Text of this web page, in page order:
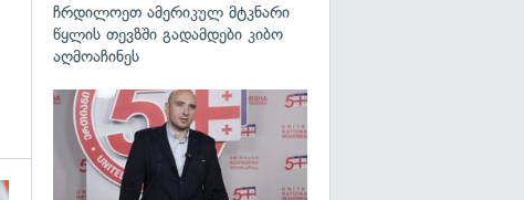
ჩრდილოეთ ამერიკულ მტკნარი
წყლის თევზში გადამდები კიბო
აღმოაჩინეს